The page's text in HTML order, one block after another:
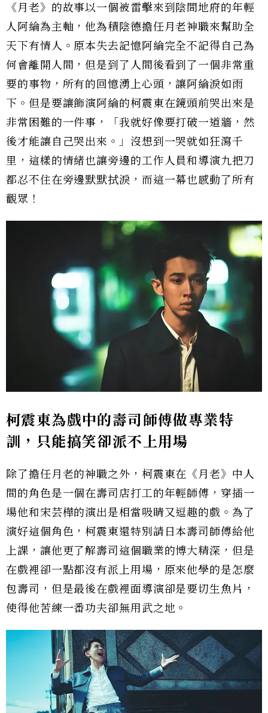
《月老》的故事以一個被雷擊來到陰間地府的年輕
人阿綸為主軸，他為積陰德擔任月老神職來幫助全
天下有情人。原本失去記憶阿綸完全不記得自己為
何會離開人間，但是到了人間後看到了一個非常重
要的事物，所有的回憶湧上心頭，讓阿綸淚如雨
下。但是要讓飾演阿綸的柯震東在鏡頭前哭出來是
非常困難的一件事，「我就好像要打破一道牆，然
後才能讓自己哭出來。」沒想到一哭就如狂瀉千
里，這樣的情緒也讓旁邊的工作人員和導演九把刀
都忍不住在旁邊默默拭淚，而這一幕也感動了所有
觀眾！
柯震東為戲中的壽司師傅做專業特
訓，只能搞笑卻派不上用場
除了擔任月老的神職之外，柯震東在《月老》中人
間的角色是一個在壽司店打工的年輕師傅，穿插一
場他和宋芸樺的演出是相當吸睛又逗趣的戲。為了
演好這個角色，柯震東還特別請日本壽司師傅給他
上課，讓他更了解壽司這個職業的博大精深，但是
在戲裡卻一點都沒有派上用場，原來他學的是怎麼
包壽司，但是最後在戲裡面導演卻是要切生魚片，
使得他苦練一番功夫卻無用武之地。